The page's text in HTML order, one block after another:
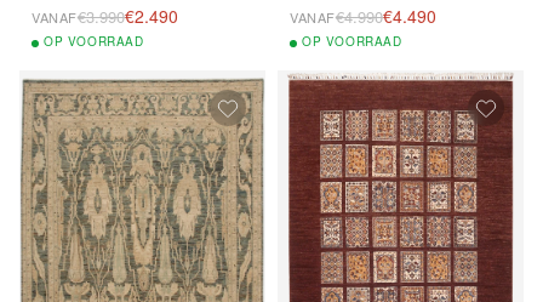
VANAF€3.990€2.490
OP VOORRAAD
VANAF€4.990€4.490
OP VOORRAAD